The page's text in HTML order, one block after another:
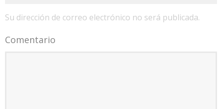
Su dirección de correo electrónico no será publicada.
Comentario